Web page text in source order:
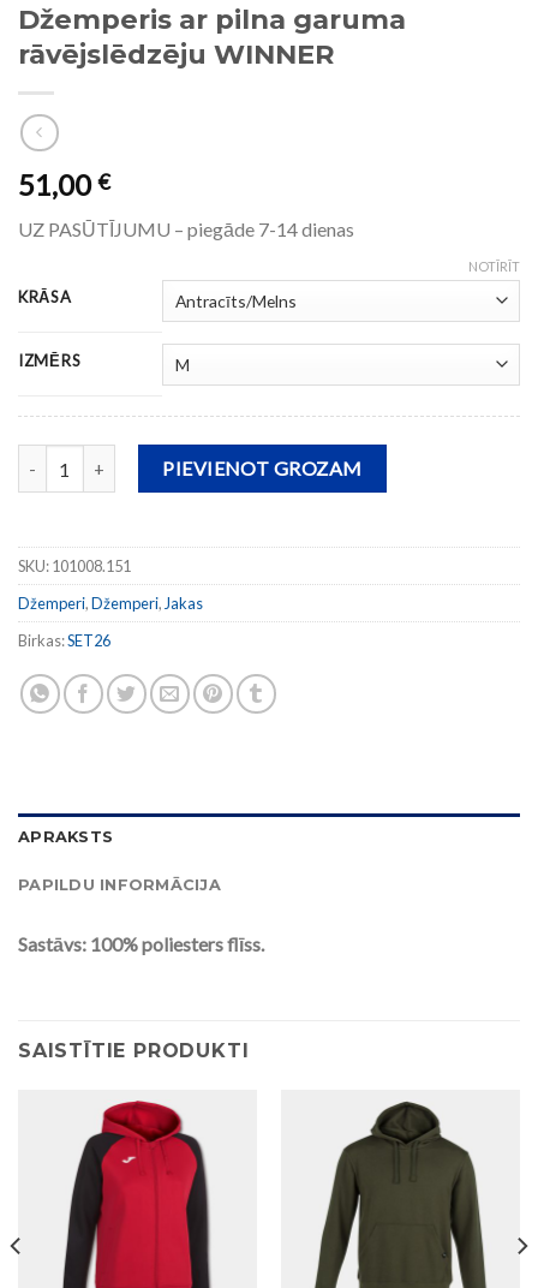
Džemperis ar pilna garuma
rāvējslēdzēju WINNER
51,00€
UZ PASŪTĪJUMU – piegāde 7-14 dienas
KRĀSA
IZMĒRS
NOTĪRĪT
Džemperis ar pilna garuma rāvējslēdzēju WINNER daudzums
PIEVIENOT GROZAM
SKU:101008.151
Džemperi,Džemperi, Jakas
Birkas:SET26
APRAKSTS
PAPILDU INFORMĀCIJA
Sastāvs: 100% poliesters flīss.
SAISTĪTIE PRODUKTI